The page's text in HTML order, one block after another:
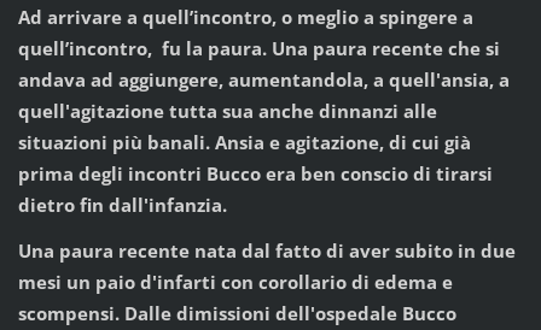
Ad arrivare a quell’incontro, o meglio a spingere a
quell’incontro, fu la paura. Una paura recente che si
andava ad aggiungere, aumentandola, a quell'ansia, a
quell'agitazione tutta sua anche dinnanzi alle
situazioni più banali. Ansia e agitazione, di cui già
prima degli incontri Bucco era ben conscio di tirarsi
dietro fin dall'infanzia.
Una paura recente nata dal fatto di aver subito in due
mesi un paio d'infarti con corollario di edema e
scompensi. Dalle dimissioni dell'ospedale Bucco